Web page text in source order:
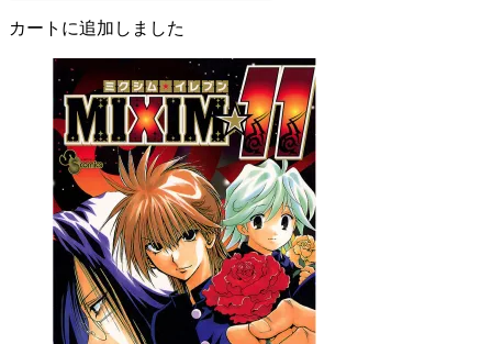
カートに追加しました